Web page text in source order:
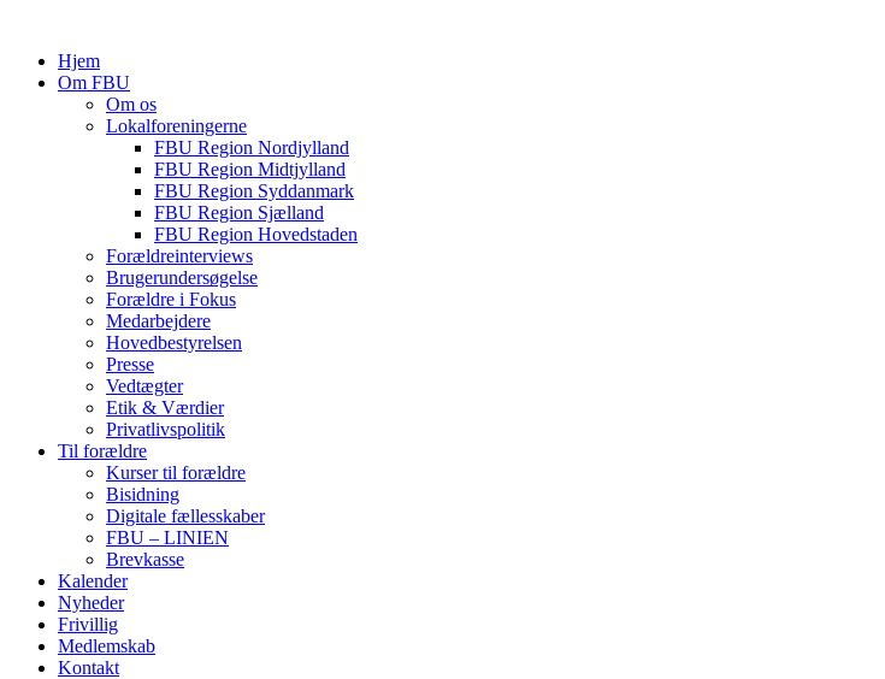
Hjem
Om FBU
Om os
Lokalforeningerne
FBU Region Nordjylland
FBU Region Midtjylland
FBU Region Syddanmark
FBU Region Sjælland
FBU Region Hovedstaden
Forældreinterviews
Brugerundersøgelse
Forældre i Fokus
Medarbejdere
Hovedbestyrelsen
Presse
Vedtægter
Etik & Værdier
Privatlivspolitik
Til forældre
Kurser til forældre
Bisidning
Digitale fællesskaber
FBU – LINIEN
Brevkasse
Kalender
Nyheder
Frivillig
Medlemskab
Kontakt